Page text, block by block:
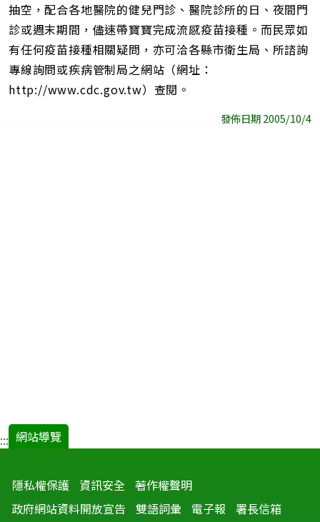
抽空，配合各地醫院的健兒門診、醫院診所的日、夜間門
診或週末期間，儘速帶寶寶完成流感疫苗接種。而民眾如
有任何疫苗接種相關疑問，亦可洽各縣市衛生局、所諮詢
專線詢問或疾病管制局之網站（網址：
http://www.cdc.gov.tw）查閱。
發佈日期 2005/10/4
::: 網站導覽
隱私權保護 資訊安全 著作權聲明
政府網站資料開放宣告
雙語詞彙 電子報 署長信箱